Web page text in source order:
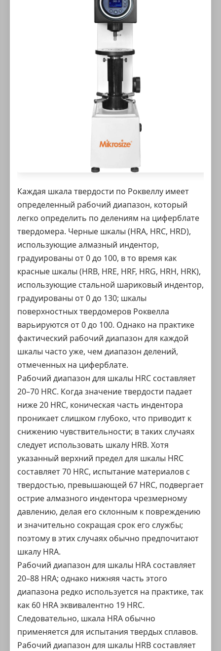
Каждая шкала твердости по Роквеллу имеет
определенный рабочий диапазон, который
легко определить по делениям на циферблате
твердомера. Черные шкалы (HRA, HRC, HRD),
использующие алмазный индентор,
градуированы от 0 до 100, в то время как
красные шкалы (HRB, HRE, HRF, HRG, HRH, HRK),
использующие стальной шариковый индентор,
градуированы от 0 до 130; шкалы
поверхностныхтвердомеров Роквелла
варьируются от 0 до 100. Однако на практике
фактический рабочий диапазон для каждой
шкалы часто уже, чем диапазон делений,
отмеченных на циферблате.
Рабочий диапазон для шкалы HRC составляет
20–70 HRC. Когда значение твердости падает
ниже 20 HRC, коническая часть индентора
проникает слишком глубоко, что приводит к
снижению чувствительности; в таких случаях
следует использовать шкалу HRB. Хотя
указанный верхний предел для шкалы HRC
составляет 70 HRC, испытание материалов с
твердостью, превышающей 67 HRC, подвергает
острие алмазного индентора чрезмерному
давлению, делая его склонным к повреждению
и значительно сокращая срок его службы;
поэтому в этих случаях обычно предпочитают
шкалу HRA.
Рабочий диапазон для шкалы HRA составляет
20–88 HRA; однако нижняя часть этого
диапазона редко используется на практике, так
как 60 HRA эквивалентно 19 HRC.
Следовательно, шкала HRA обычно
применяется для испытания твердых сплавов.
Рабочий диапазон для шкалы HRB составляет